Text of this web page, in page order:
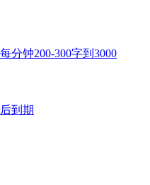
分钟200-300字到3000
到期